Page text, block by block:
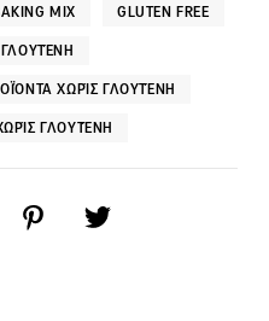
MIX GLUTEN FREE
ΧΩΡΊΣ ΓΛΟΥΤΈΝΗ
ΓΛΟΥΤΈΝΗ